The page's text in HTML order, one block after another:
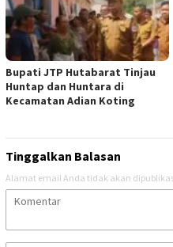
Bupati JTP Hutabarat Tinjau
Huntap dan Huntara di
Kecamatan Adian Koting
Tinggalkan Balasan
Alamat email Anda tidak akan